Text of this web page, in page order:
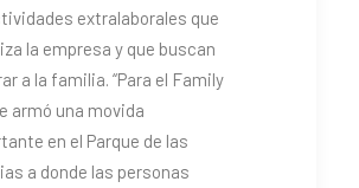
extralaborales que
la empresa y que buscan
a la familia. “Para el Family
armó una movida
en el Parque de las
a donde las personas